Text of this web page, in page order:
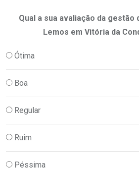
Qual a sua avaliação da gestão
Lemos em Vitória da
Ótima
Boa
Regular
Ruim
Péssima